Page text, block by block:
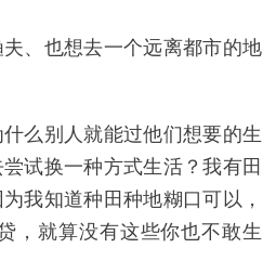
、也想去一个远离都市的地
么别人就能过他们想要的生
试换一种方式生活？我有田
我知道种田种地糊口可以，
，就算没有这些你也不敢生